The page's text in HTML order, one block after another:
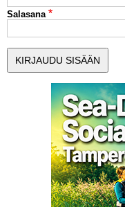
Salasana